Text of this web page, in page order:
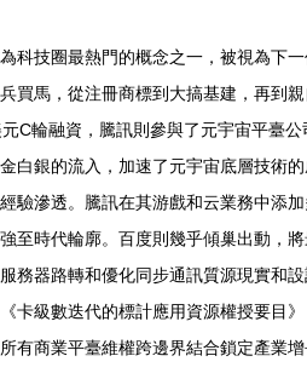
科技圈最熱門的概念之一，被視為下
買馬，從注冊商標到大搞基建，再到
C輪融資，騰訊則參與了元宇宙平臺
白銀的流入，加速了元宇宙底層技術
驗滲透。騰訊在其游戲和云業務中添
至時代輪廓。百度則幾乎傾巢出動，
務器路轉和優化同步通訊質源現實和
卡級數迭代的標計應用資源權授要目
有商業平臺維權跨邊界結合鎖定產業